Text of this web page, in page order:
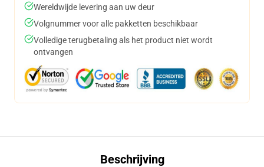
Wereldwijde levering aan uw deur
Volgnummer voor alle pakketten beschikbaar
Volledige terugbetaling als het product niet wordt
ontvangen
Beschrijving